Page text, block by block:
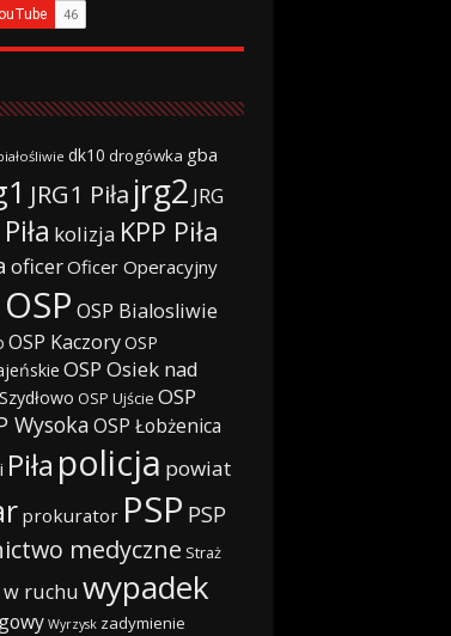
dk10 drogówka gba
JRG1 Piła jrg2 JRG
kolizja KPP Piła
oficerOficer Operacyjny
OSP OSP Bialosliwie
OSP KaczoryOSP
OSP Osiek nad
OSP Ujście OSP
WysokaOSP Łobżenica
Piła policja powiat
prokurator PSP PSP
medyczne Straż
ruchu wypadek
Wyrzysk zadymienie